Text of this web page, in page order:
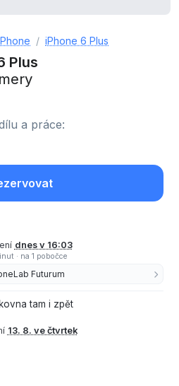
iPhone 6 Plus
Plus
a práce:
dnes v 16:03
· na 1 pobočce
Futurum
tam i zpět
13. 8. ve čtvrtek